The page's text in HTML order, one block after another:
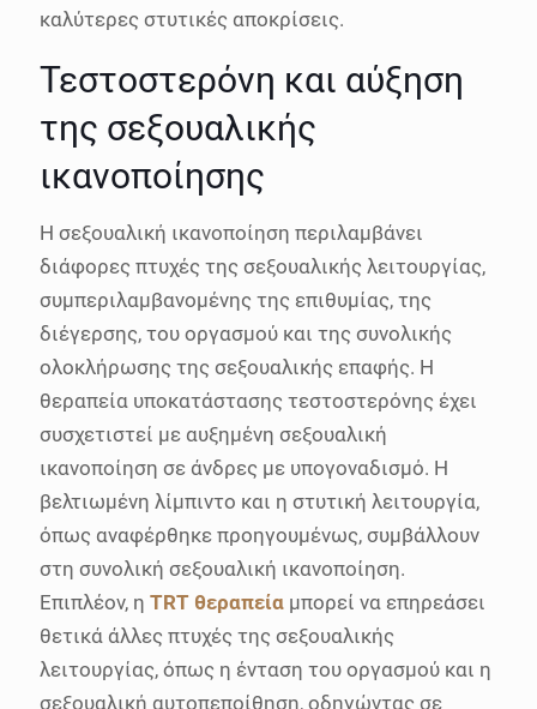
καλύτερες στυτικές αποκρίσεις.
Τεστοστερόνη και αύξηση
της σεξουαλικής
ικανοποίησης
Η σεξουαλική ικανοποίηση περιλαμβάνει
διάφορες πτυχές της σεξουαλικής λειτουργίας,
συμπεριλαμβανομένης της επιθυμίας, της
διέγερσης, του οργασμού και της συνολικής
ολοκλήρωσης της σεξουαλικής επαφής. Η
θεραπεία υποκατάστασης τεστοστερόνης έχει
συσχετιστεί με αυξημένη σεξουαλική
ικανοποίηση σε άνδρες με υπογοναδισμό. Η
βελτιωμένη λίμπιντο και η στυτική λειτουργία,
όπως αναφέρθηκε προηγουμένως, συμβάλλουν
στη συνολική σεξουαλική ικανοποίηση.
Επιπλέον, η TRT θεραπεία μπορεί να επηρεάσει
θετικά άλλες πτυχές της σεξουαλικής
λειτουργίας, όπως η ένταση του οργασμού και η
σεξουαλική αυτοπεποίθηση, οδηγώντας σε